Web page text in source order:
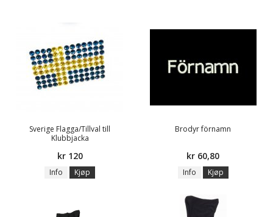
Sverige Flagga/Tillval till
Klubbjacka
kr 120
Info Kjøp
Brodyr förnamn
kr 60,80
Info Kjøp